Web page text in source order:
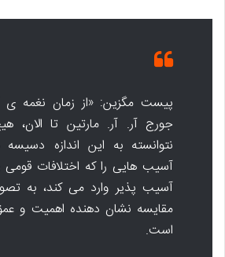
پیست مگزین: «از زمان نغمه
جورج آر. آر. مارتین تا الان،
نتوانسته به این اندازه
آسیب هایی را که اختلافات قومی
آسیب پذیر وارد می کند، به
مقایسه نشان دهنده اهمیت و
است.